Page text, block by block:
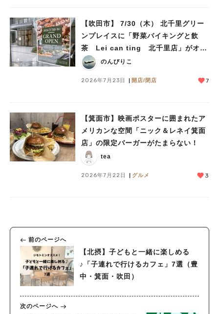
【吹田市】 7/30（木） 北千里グリー
ンプレイスに「野菜バイキングと飲
茶 Lei can ting 北千里店」がオー
プン予定！
のんびりこ
2026年7月23日 開店/閉店 7
【箕面市】映画ポスターに囲まれたア
メリカンな空間「ニック＆レネイ箕面
店」の限定バーガーがたまらない！
tea
2026年7月22日 グルメ 3
前のページへ
【北摂】子どもと一緒に楽しめる
♪「子連れで行けるカフェ」7選（豊
中・箕面・吹田）
次のページへ